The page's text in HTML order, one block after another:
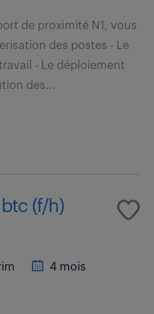
de proximité N1, vous
des postes - Le
- Le déploiement
des...
(f/h)
4 mois